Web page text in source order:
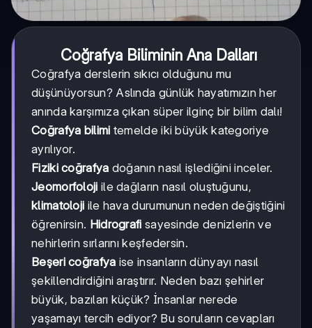
Coğrafya Biliminin Ana Dalları
Coğrafya derslerin sıkıcı olduğunu mu
düşünüyorsun? Aslında günlük hayatımızın her
anında karşımıza çıkan süper ilginç bir bilim dalı!
Coğrafya bilimi temelde iki büyük kategoriye
ayrılıyor.
Fiziki coğrafya doğanın nasıl işlediğini inceler.
Jeomorfoloji ile dağların nasıl oluştuğunu,
klimatoloji ile hava durumunun neden değiştiğini
öğrenirsin. Hidrografi sayesinde denizlerin ve
nehirlerin sırlarını keşfedersin.
Beşeri coğrafya ise insanların dünyayı nasıl
şekillendirdiğini araştırır. Neden bazı şehirler
büyük, bazıları küçük? İnsanlar nerede
yaşamayı tercih ediyor? Bu soruların cevapları